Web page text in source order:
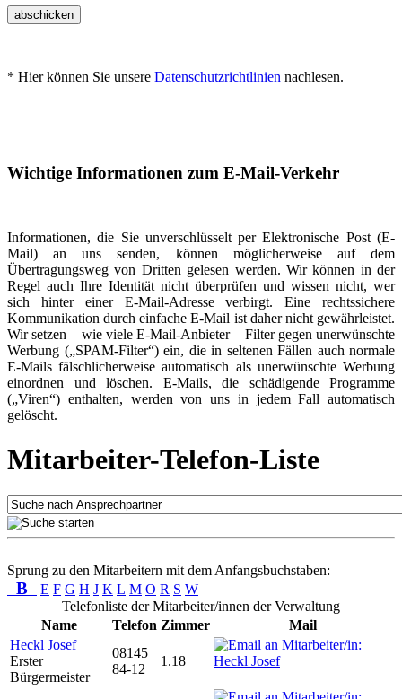
abschicken
* Hier können Sie unsere Datenschutzrichtlinien nachlesen.
Wichtige Informationen zum E-Mail-Verkehr
Informationen, die Sie unverschlüsselt per Elektronische Post (E-
Mail) an uns senden, können möglicherweise auf dem
Übertragungsweg von Dritten gelesen werden. Wir können in der
Regel auch Ihre Identität nicht überprüfen und wissen nicht, wer
sich hinter einer E-Mail-Adresse verbirgt. Eine rechtssichere
Kommunikation durch einfache E-Mail ist daher nicht gewährleistet.
Wir setzen – wie viele E-Mail-Anbieter – Filter gegen unerwünschte
Werbung („SPAM-Filter“) ein, die in seltenen Fällen auch normale
E-Mails fälschlicherweise automatisch als unerwünschte Werbung
einordnen und löschen. E-Mails, die schädigende Programme
(„Viren“) enthalten, werden von uns in jedem Fall automatisch
gelöscht.
Mitarbeiter-Telefon-Liste
Sprung zu den Mitarbeitern mit dem Anfangsbuchstaben:
B E F G H J K L M O R S W
Telefonliste der Mitarbeiter/innen der Verwaltung
Name
Telefon Zimmer
Mail
Heckl Josef
Erster
Bürgermeister
08145
84-12
1.18